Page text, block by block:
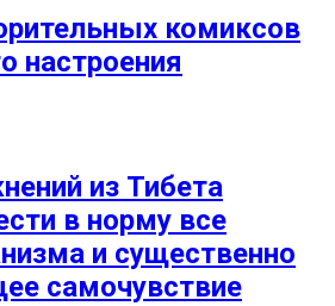
комиксов
настроения
из Тибета
в норму все
и существенно
самочувствие